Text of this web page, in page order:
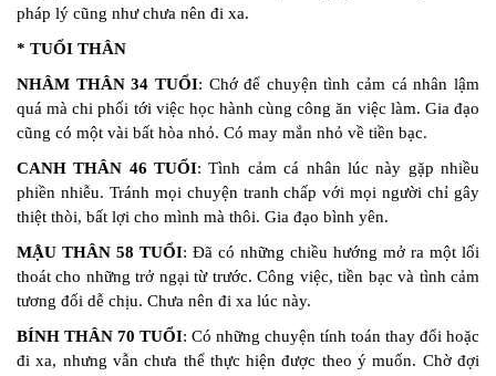
pháp lý cũng như chưa nên đi xa.
* TUỔI THÂN
NHÂM THÂN 34 TUỔI: Chớ để chuyện tình cảm cá nhân lậm
quá mà chi phối tới việc học hành cùng công ăn việc làm. Gia đạo
cũng có một vài bất hòa nhỏ. Có may mắn nhỏ về tiền bạc.
CANH THÂN 46 TUỔI: Tình cảm cá nhân lúc này gặp nhiều
phiền nhiễu. Tránh mọi chuyện tranh chấp với mọi người chỉ gây
thiệt thòi, bất lợi cho mình mà thôi. Gia đạo bình yên.
MẬU THÂN 58 TUỔI: Đã có những chiều hướng mở ra một lối
thoát cho những trở ngại từ trước. Công việc, tiền bạc và tình cảm
tương đối dễ chịu. Chưa nên đi xa lúc này.
BÍNH THÂN 70 TUỔI: Có những chuyện tính toán thay đổi hoặc
đi xa, nhưng vẫn chưa thể thực hiện được theo ý muốn. Chờ đợi